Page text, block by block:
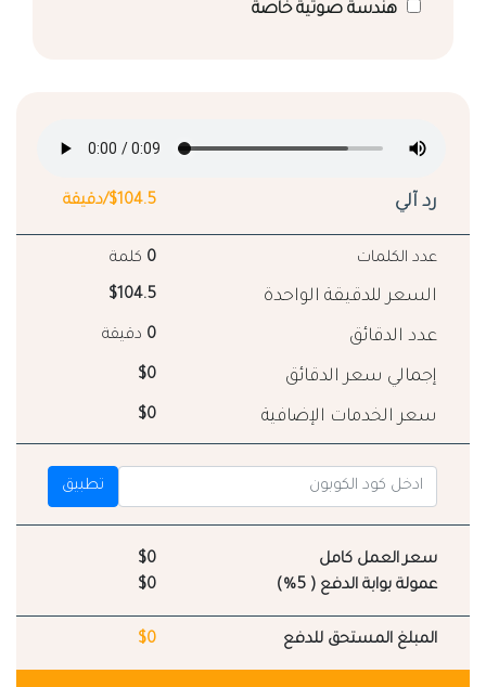
هندسة صوتية خاصة
رد آلي $104.5/دقيقة
عدد الكلمات 0 كلمة
السعر للدقيقة الواحدة $104.5
عدد الدقائق 0 دقيقة
إجمالي سعر الدقائق $0
سعر الخدمات الإضافية $0
تطبيق
سعر العمل كامل
$0
عمولة بوابة الدفع ( 5%)
$0
المبلغ المستحق للدفع $0